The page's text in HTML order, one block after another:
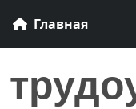
Главная